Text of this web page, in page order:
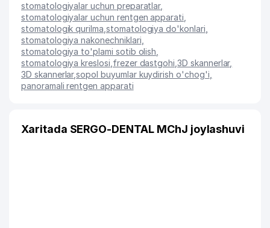
stomatologiyalar uchun preparatlar,
stomatologiyalar uchun rentgen apparati
stomatologik qurilma stomatologiya do'konlari
stomatologiya nakonechniklari
stomatologiya to'plami sotib olish
stomatologiya kreslosi frezer dastgohi ,3D skannerlar,
3D skannerlar,sopol buyumlar kuydirish o'chog'i
panoramali rentgen apparati
Xaritada SERGO-DENTAL MChJ joylashuvi